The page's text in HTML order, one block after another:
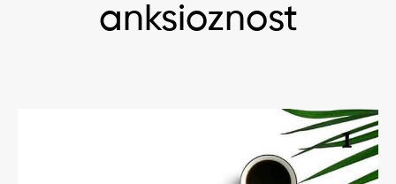
anksioznost